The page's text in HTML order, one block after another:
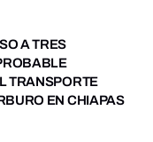
A TRES
TRANSPORTE
EN CHIAPAS